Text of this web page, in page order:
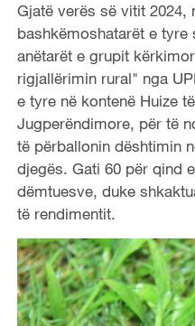
Gjatë verës së vitit 2024,
bashkëmoshatarët e tyre
anëtarët e grupit
rigjallërimin rural" nga
e tyre në kontenë Huize
Jugperëndimore, për të
të përballonin dështimin
djegës. Gati 60 për qind
dëmtuesve, duke
të rendimentit.